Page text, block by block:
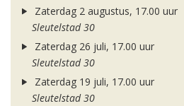
Zaterdag 2 augustus, 17.00 uur
Sleutelstad 30
Zaterdag 26 juli, 17.00 uur
Sleutelstad 30
Zaterdag 19 juli, 17.00 uur
Sleutelstad 30